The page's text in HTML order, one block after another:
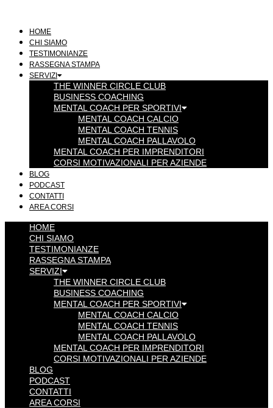
contenutoHOME
CHI SIAMO
TESTIMONIANZE
RASSEGNA STAMPA
SERVIZI
THE WINNER CIRCLE CLUB
BUSINESS COACHING
MENTAL COACH PER SPORTIVI
MENTAL COACH CALCIO
MENTAL COACH TENNIS
MENTAL COACH PALLAVOLO
MENTAL COACH PER IMPRENDITORI
CORSI MOTIVAZIONALI PER AZIENDE
BLOG
PODCAST
CONTATTI
AREA CORSI
HOME
CHI SIAMO
TESTIMONIANZE
RASSEGNA STAMPA
SERVIZI
THE WINNER CIRCLE CLUB
BUSINESS COACHING
MENTAL COACH PER SPORTIVI
MENTAL COACH CALCIO
MENTAL COACH TENNIS
MENTAL COACH PALLAVOLO
MENTAL COACH PER IMPRENDITORI
CORSI MOTIVAZIONALI PER AZIENDE
BLOG
PODCAST
CONTATTI
AREA CORSI